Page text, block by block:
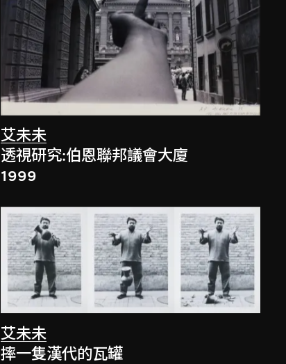
艾未未
透視研究:伯恩聯邦議會大廈
1999
艾未未
摔一隻漢代的瓦罐